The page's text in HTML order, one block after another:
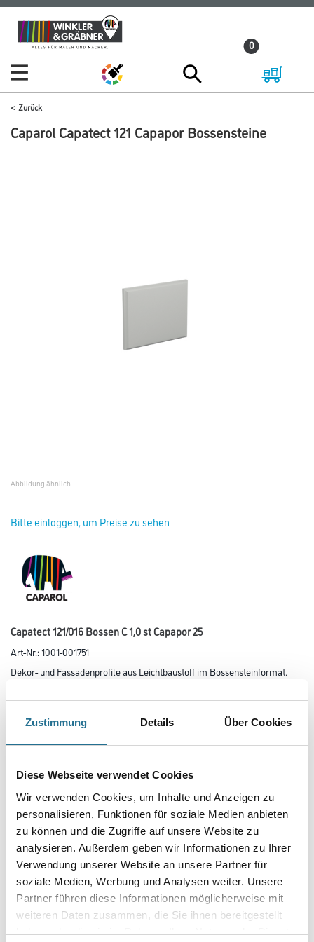
Zustimmung Details Über Cookies
Diese Webseite verwendet Cookies
Wir verwenden Cookies, um Inhalte und Anzeigen zu
personalisieren, Funktionen für soziale Medien anbieten
zu können und die Zugriffe auf unsere Website zu
analysieren. Außerdem geben wir Informationen zu Ihrer
Verwendung unserer Website an unsere Partner für
soziale Medien, Werbung und Analysen weiter. Unsere
Partner führen diese Informationen möglicherweise mit
weiteren Daten zusammen, die Sie ihnen bereitgestellt
haben oder die sie im Rahmen Ihrer Nutzung der Dienste
Zum
Inhalt
Zum
Navigationsmenü
0
Zurück
Caparol Capatect 121 Capapor Bossensteine
Abbildung ähnlich
Bitte einloggen, um Preise zu sehen
Capatect 121/016 Bossen C 1,0 st Capapor 25
Art-Nr.:1001-001751
Dekor- und Fassadenprofile aus Leichtbaustoff im Bossensteinformat.
- Dicke 20 – 50 mm in 5-mm-Schritten
- 520 x 520 x 50 mm (0,27 m²)
Variante
Umrechnungsfaktoren